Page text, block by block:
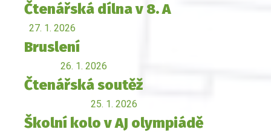
Čtenářská dílna v 8. A
27. 1. 2026
Bruslení
26. 1. 2026
Čtenářská soutěž
25. 1. 2026
Školní kolo v AJ olympiádě